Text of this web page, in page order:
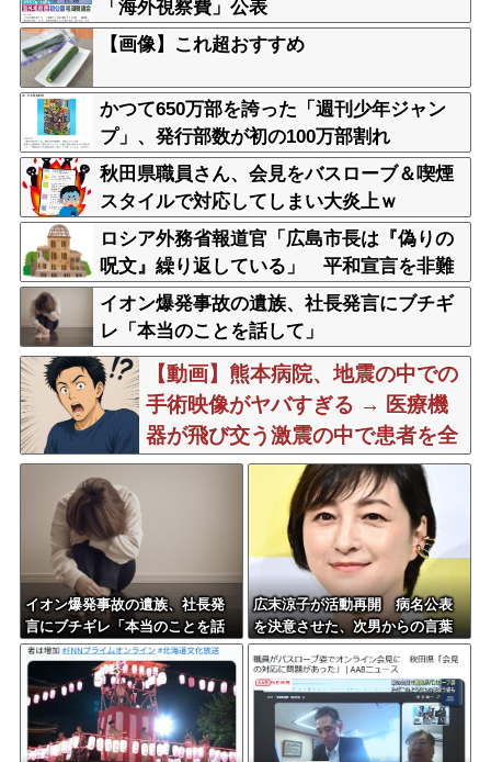
「海外視察費」公表
【画像】これ超おすすめ
かつて650万部を誇った「週刊少年ジャン
プ」、発行部数が初の100万部割れ
秋田県職員さん、会見をバスローブ＆喫煙
スタイルで対応してしまい大炎上ｗ
ロシア外務省報道官「広島市長は『偽りの
呪文』繰り返している」 平和宣言を非難
イオン爆発事故の遺族、社長発言にブチギ
レ「本当のことを話して」
【動画】熊本病院、地震の中での
手術映像がヤバすぎる → 医療機
器が飛び交う激震の中で患者を全
身で庇う医師らの咄嗟の行動に世
界中から絶賛の嵐
イオン爆発事故の遺族、社長発
言にブチギレ「本当のことを話
して」
広末涼子が活動再開 病名公表
を決意させた、次男からの言葉
明かす